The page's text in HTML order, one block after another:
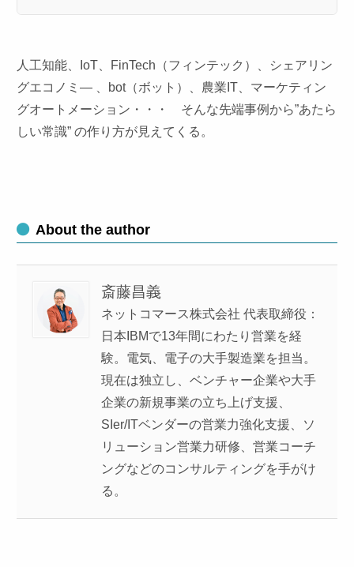
人工知能、IoT、FinTech（フィンテック）、シェアリン
グエコノミ― 、bot（ボット）、農業IT、マーケティン
グオートメーション・・・ そんな先端事例から”あたら
しい常識” の作り方が見えてくる。
About the author
斎藤昌義
ネットコマース株式会社 代表取締役：
日本IBMで13年間にわたり営業を経
験。電気、電子の大手製造業を担当。
現在は独立し、ベンチャー企業や大手
企業の新規事業の立ち上げ支援、
SIer/ITベンダーの営業力強化支援、ソ
リューション営業力研修、営業コーチ
ングなどのコンサルティングを手がけ
る。